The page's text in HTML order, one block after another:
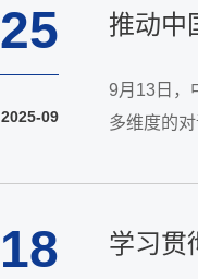
25
2025-09
推动中
9月13日，
多维度的
18 学习贯